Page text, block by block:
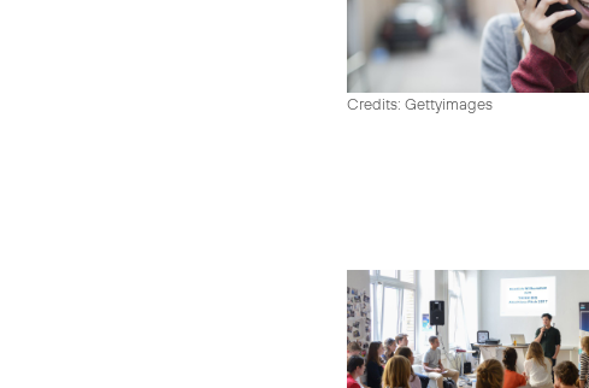
Credits: Gettyimages